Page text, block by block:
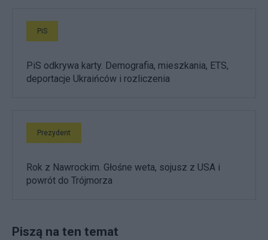
PiS
PiS odkrywa karty. Demografia, mieszkania, ETS,
deportacje Ukraińców i rozliczenia
Prezydent
Rok z Nawrockim. Głośne weta, sojusz z USA i
powrót do Trójmorza
Piszą na ten temat